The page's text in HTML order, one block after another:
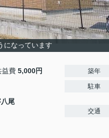
になっています
費 5,000円
尾
築年
駐車
交通